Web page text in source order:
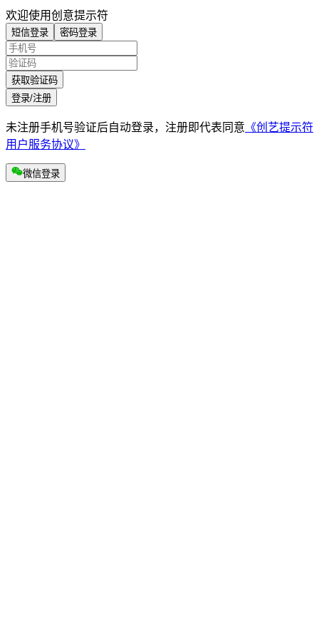
欢迎使用创意提示符
短信登录 密码登录
获取验证码
登录/注册
未注册手机号验证后自动登录，注册即代表同意 《创艺提示符
用户服务协议》
微信登录